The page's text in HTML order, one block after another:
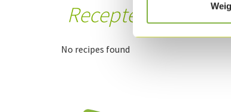
Recepten met dit
No recipes found